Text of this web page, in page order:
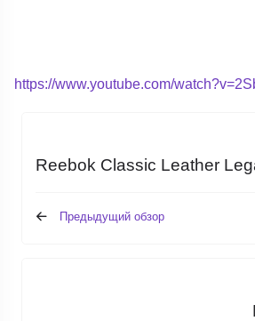
https://www.youtube.com/
Reebok Classic Leather
Предыдущий обзор